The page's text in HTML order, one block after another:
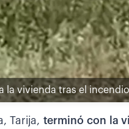
la vivienda tras el
Tarija,terminó con la